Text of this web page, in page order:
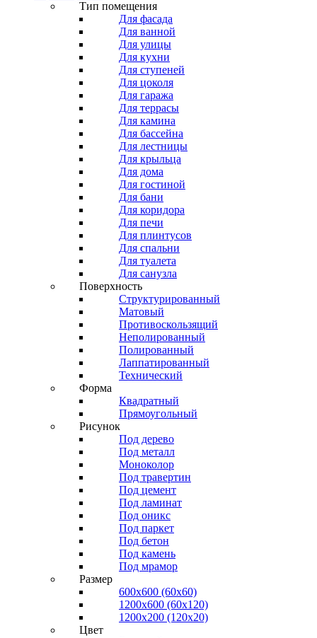
Тип помещения
Для фасада
Для ванной
Для улицы
Для кухни
Для ступеней
Для цоколя
Для гаража
Для террасы
Для камина
Для бассейна
Для лестницы
Для крыльца
Для дома
Для гостиной
Для бани
Для коридора
Для печи
Для плинтусов
Для спальни
Для туалета
Для санузла
Поверхность
Структурированный
Матовый
Противоскользящий
Неполированный
Полированный
Лаппатированный
Технический
Форма
Квадратный
Прямоугольный
Рисунок
Под дерево
Под металл
Моноколор
Под травертин
Под цемент
Под ламинат
Под оникс
Под паркет
Под бетон
Под камень
Под мрамор
Размер
600х600 (60х60)
1200х600 (60х120)
1200х200 (120x20)
Цвет